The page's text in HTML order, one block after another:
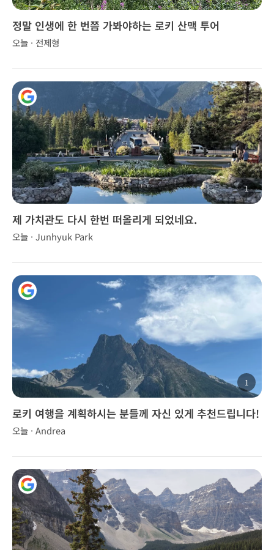
정말 인생에 한 번쯤 가봐야하는 로키 산맥 투어
오늘 · 전제형
1
제 가치관도 다시 한번 떠올리게 되었네요.
오늘 · Junhyuk Park
1
로키 여행을 계획하시는 분들께 자신 있게 추천드립니다!
오늘 · Andrea